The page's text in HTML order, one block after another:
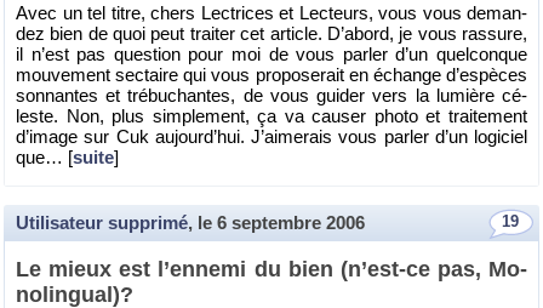
Avec un tel titre, chers Lec­trices et Lec­teurs, vous vous de­man­
dez bien de quoi peut trai­ter cet ar­ticle. D’abord, je vous ras­sure,
il n’est pas ques­tion pour moi de vous par­ler d’un quel­conque
mou­ve­ment sec­taire qui vous pro­po­se­rait en échange d’es­pèces
son­nantes et tré­bu­chantes, de vous gui­der vers la lu­mière cé­
leste. Non, plus sim­ple­ment, ça va cau­ser photo et trai­te­ment
d’image sur Cuk au­jour­d’hui. J’ai­me­rais vous par­ler d’un lo­gi­ciel
que… [suite]
19
Utilisateur supprimé, le 6 septembre 2006
Le mieux est l’en­nemi du bien (n’est-ce pas, Mo­
no­lin­gual)?